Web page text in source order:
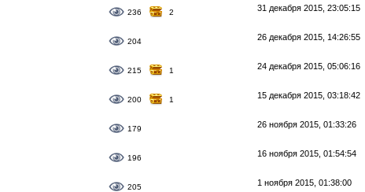
236 2 31 декабря 2015, 23:05:15
204 26 декабря 2015, 14:26:55
215 1 24 декабря 2015, 05:06:16
200 1 15 декабря 2015, 03:18:42
179 26 ноября 2015, 01:33:26
196 16 ноября 2015, 01:54:54
205 1 ноября 2015, 01:38:00